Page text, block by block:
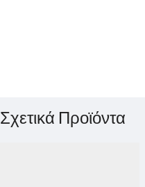
Σχετικά Προϊόντα